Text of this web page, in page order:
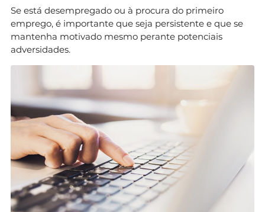
Se está desempregado ou à procura do primeiro
emprego, é importante que seja persistente e que se
mantenha motivado mesmo perante potenciais
adversidades.